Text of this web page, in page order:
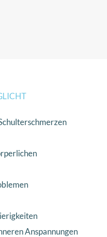
Anspannungen